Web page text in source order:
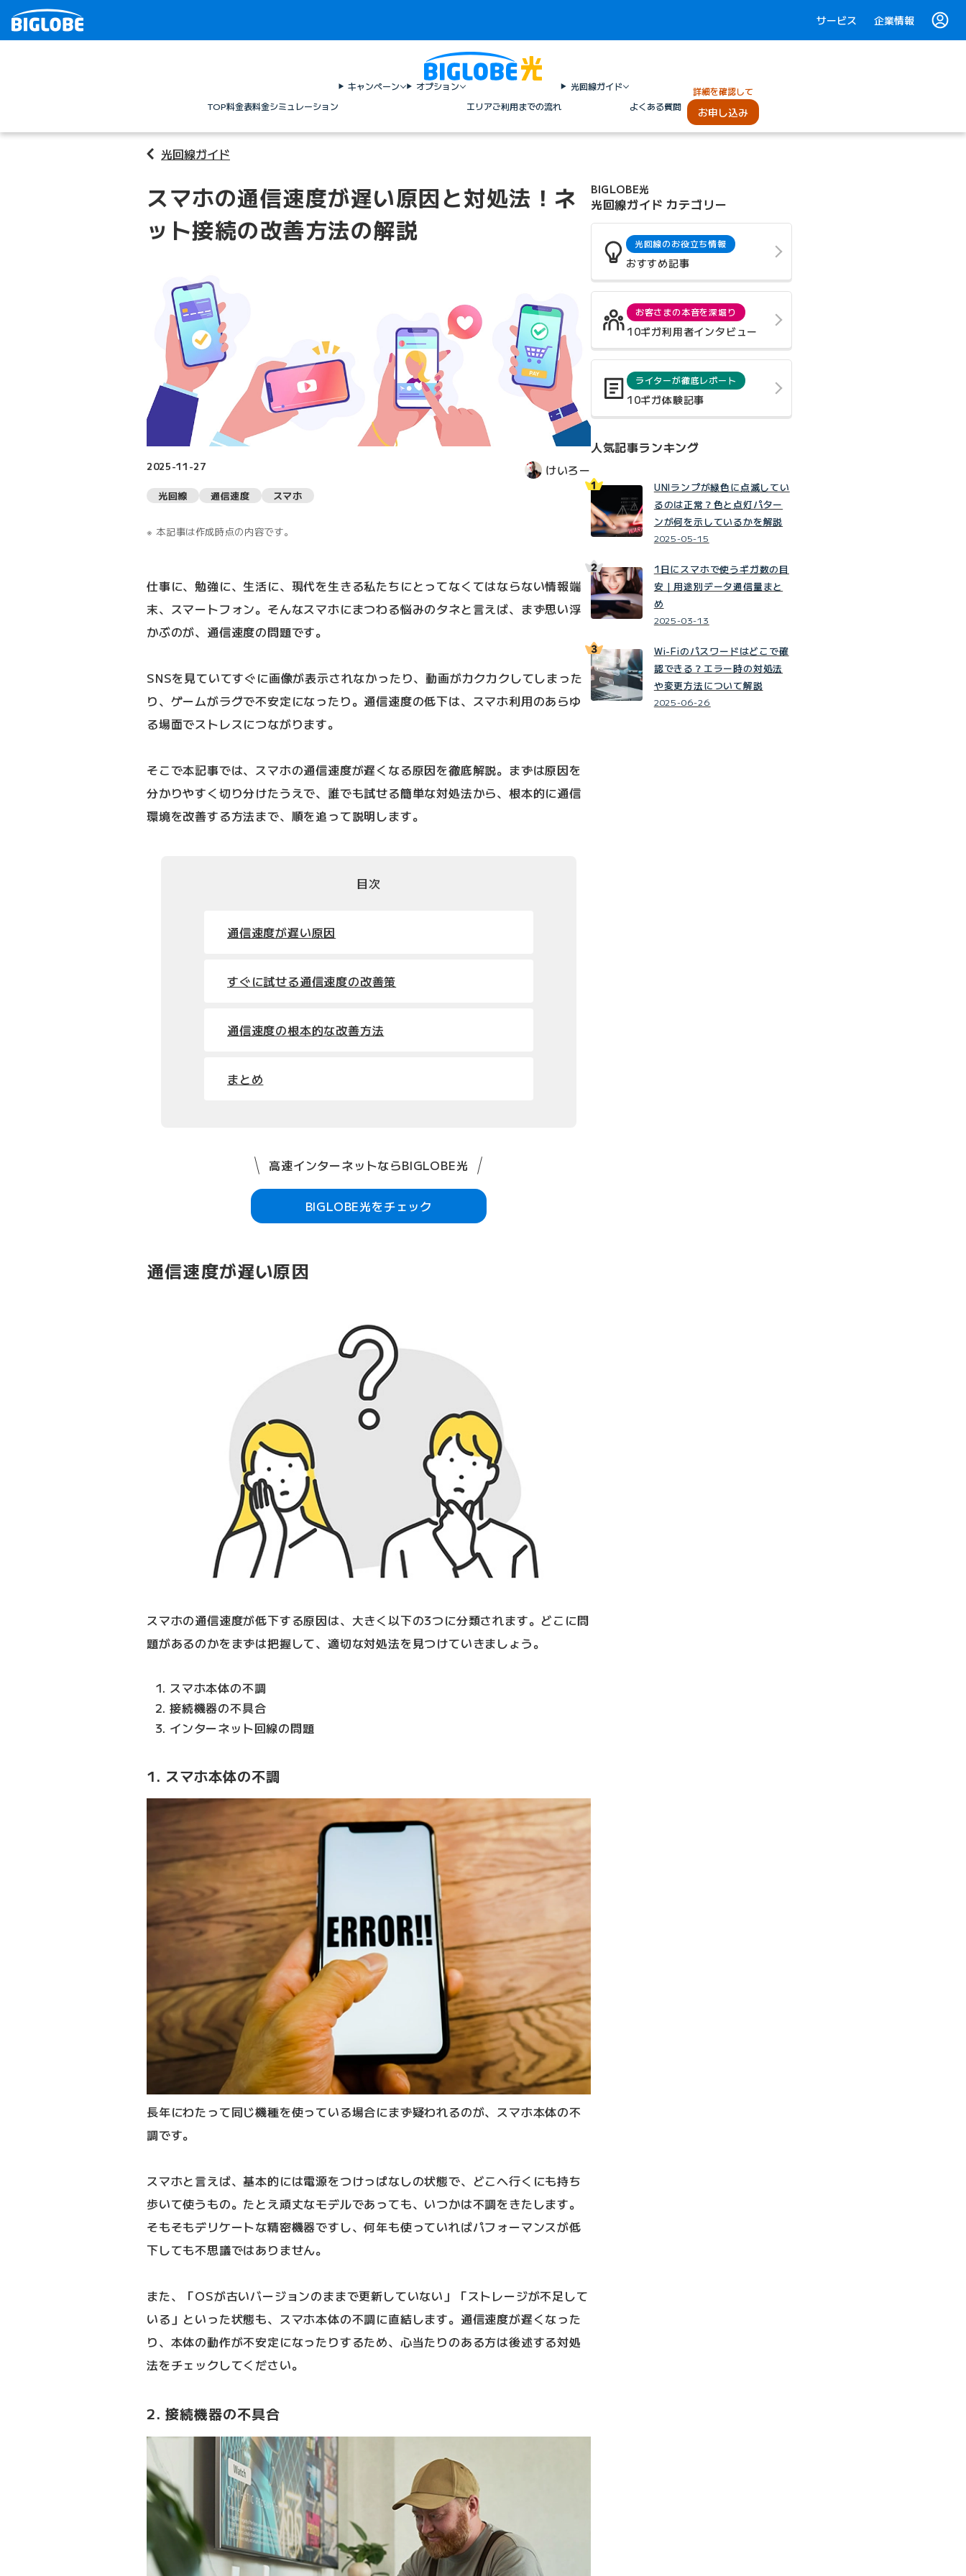
サービス 企業情報
TOP料金表料金シミュレーション
キャンペーン
オプション
エリアご利用までの流れ
光回線ガイド
よくある質問
詳細を確認して
お申し込み
光回線ガイド
スマホの通信速度が遅い原因と対処法！ネ
ット接続の改善方法の解説
2025-11-27 けいろー
光回線 通信速度 スマホ
本記事は作成時点の内容です。
仕事に、勉強に、生活に、現代を生きる私たちにとってなくてはならない情報端
末、スマートフォン。そんなスマホにまつわる悩みのタネと言えば、まず思い浮
かぶのが、通信速度の問題です。
SNSを見ていてすぐに画像が表示されなかったり、動画がカクカクしてしまった
り、ゲームがラグで不安定になったり。通信速度の低下は、スマホ利用のあらゆ
る場面でストレスにつながります。
そこで本記事では、スマホの通信速度が遅くなる原因を徹底解説。まずは原因を
分かりやすく切り分けたうえで、誰でも試せる簡単な対処法から、根本的に通信
環境を改善する方法まで、順を追って説明します。
目次
通信速度が遅い原因
すぐに試せる通信速度の改善策
通信速度の根本的な改善方法
まとめ
高速インターネットならBIGLOBE光
BIGLOBE光をチェック
通信速度が遅い原因
スマホの通信速度が低下する原因は、大きく以下の3つに分類されます。どこに問
題があるのかをまずは把握して、適切な対処法を見つけていきましょう。
スマホ本体の不調
接続機器の不具合
インターネット回線の問題
1. スマホ本体の不調
長年にわたって同じ機種を使っている場合にまず疑われるのが、スマホ本体の不
調です。
スマホと言えば、基本的には電源をつけっぱなしの状態で、どこへ行くにも持ち
歩いて使うもの。たとえ頑丈なモデルであっても、いつかは不調をきたします。
そもそもデリケートな精密機器ですし、何年も使っていればパフォーマンスが低
下しても不思議ではありません。
また、「OSが古いバージョンのままで更新していない」「ストレージが不足して
いる」といった状態も、スマホ本体の不調に直結します。通信速度が遅くなった
り、本体の動作が不安定になったりするため、心当たりのある方は後述する対処
法をチェックしてください。
2. 接続機器の不具合
BIGLOBE光
光回線ガイド カテゴリー
光回線のお役立ち情報
おすすめ記事
お客さまの本音を深堀り
10ギガ利用者インタビュー
ライターが徹底レポート
10ギガ体験記事
人気記事ランキング
UNIランプが緑色に点滅してい
るのは正常？色と点灯パター
ンが何を示しているかを解説
2025-05-15
1日にスマホで使うギガ数の目
安｜用途別データ通信量まと
め
2025-03-13
Wi-Fiのパスワードはどこで確
認できる？エラー時の対処法
や変更方法について解説
2025-06-26